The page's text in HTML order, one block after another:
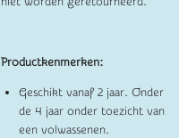
Productkenmerken:
Geschikt vanaf 2 jaar. Onder
de 4 jaar onder toezicht van
een volwassenen.